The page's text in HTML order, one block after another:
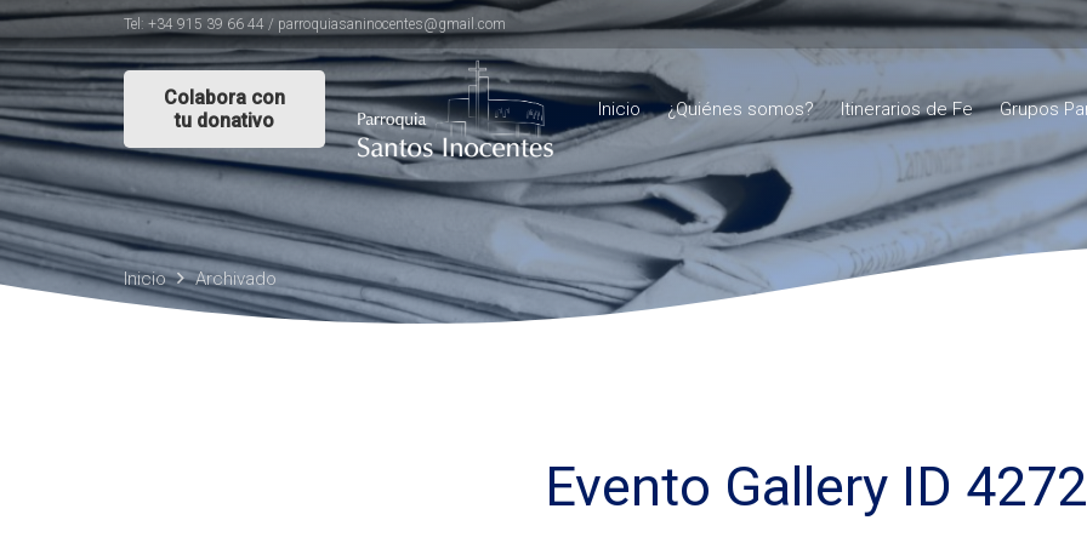
Tel: +34 915 39 66 44 / parroquiasaninocentes@gmail.com
Colabora con
tu donativo
Inicio ¿Quiénes somos? Itinerarios de Fe Grupos
Inicio Archivado
Evento Gallery ID 4272